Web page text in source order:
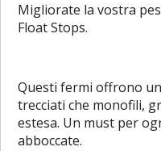
Migliorate la vostra
Float Stops.
Questi fermi offrono
trecciati che monofili,
estesa. Un must per
abboccate.